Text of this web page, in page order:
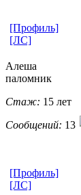
[Профиль]
[ЛС]
Алеша
паломник
Стаж: 15 лет
Сообщений: 13
[Профиль]
[ЛС]